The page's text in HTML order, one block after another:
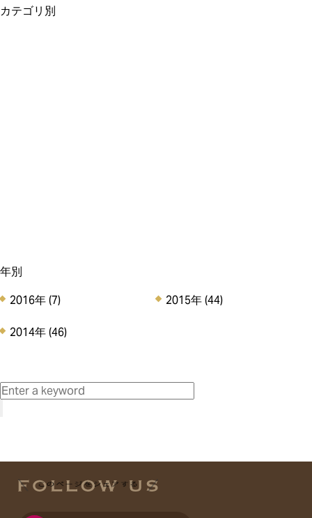
カテゴリ別
年別
2016年(7) 2015年(44)
2014年(46)